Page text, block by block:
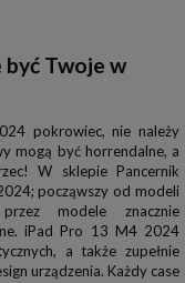
być Twoje w
pokrowiec, nie należy
mogą być horrendalne, a
W sklepie Pancernik
począwszy od modeli
przez modele znacznie
iPad Pro 13 M4 2024
a także zupełnie
urządzenia. Każdy case